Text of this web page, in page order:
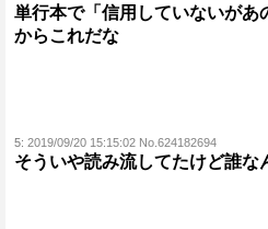
単行本で「信用していないがあ
からこれだな
5: 2019/09/20 15:15:02 No.624182694
そういや読み流してたけど誰